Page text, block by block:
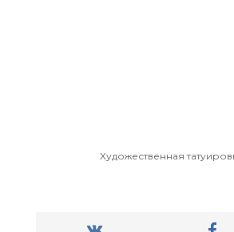
Художественная